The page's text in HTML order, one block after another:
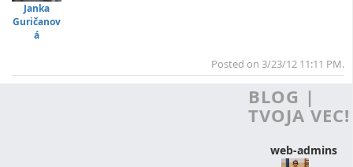
Janka
Guričanov
á
Posted on 3/23/12 11:11 PM.
BLOG |
TVOJA VEC!
web-admins